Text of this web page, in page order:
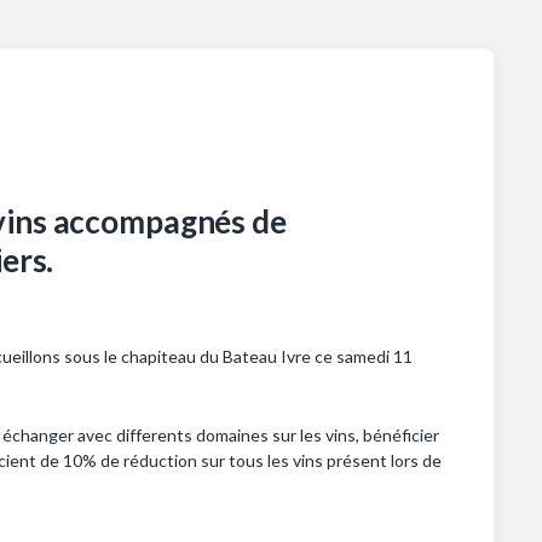
accompagnés de
sous le chapiteau du Bateau Ivre ce samedi 11
avec differents domaines sur les vins, bénéficier
de 10% de réduction sur tous les vins présent lors de